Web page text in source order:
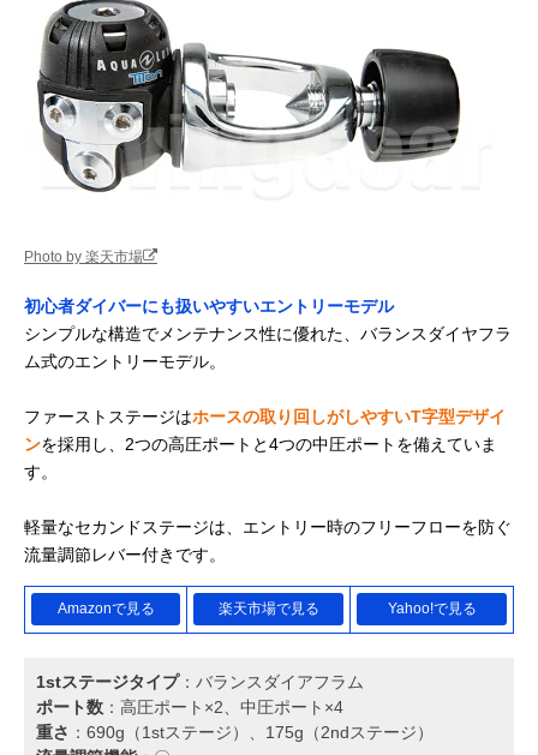
Amazonで見る
Ti グランドネレウ
ス Ver.J RX4100
タンレギュレータ
ー
Amazonで見る
Aqua Lung(アクア
ラング) レジェン
ド エリート レギ
ュレーター
上級ダイバーにも
おすすめのハイエ
ンド仕様
バランスダイヤ
ラム
Photo by 楽天市場
初心者ダイバーにも扱いやすいエントリーモデル
シンプルな構造でメンテナンス性に優れた、バランスダイヤフラ
ム式のエントリーモデル。
ファーストステージはホースの取り回しがしやすいT字型デザイ
ンを採用し、2つの高圧ポートと4つの中圧ポートを備えていま
す。
軽量なセカンドステージは、エントリー時のフリーフローを防ぐ
流量調節レバー付きです。
Amazonで見る 楽天市場で見る Yahoo!で見る
1stステージタイプ：バランスダイアフラム
ポート数 ：高圧ポート×2、中圧ポート×4
重さ ：690g（1stステージ）、175g（2ndステージ）